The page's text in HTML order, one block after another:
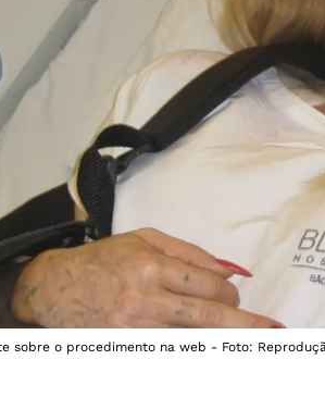
sobre o procedimento na web - Foto: